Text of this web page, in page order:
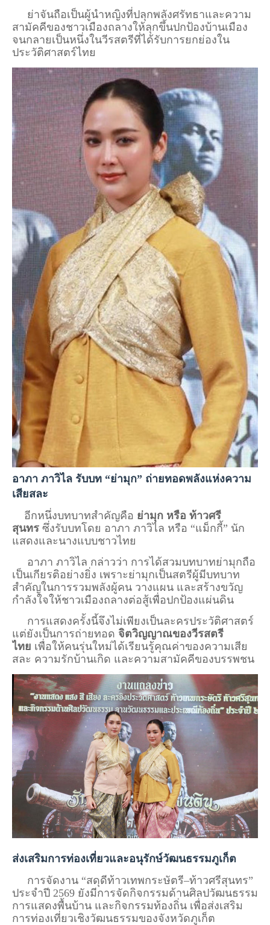
ย่าจันถือเป็นผู้นำหญิงที่ปลุกพลังศรัทธาและความ
สามัคคีของชาวเมืองถลางให้ลุกขึ้นปกป้องบ้านเมือง
จนกลายเป็นหนึ่งในวีรสตรีที่ได้รับการยกย่องใน
ประวัติศาสตร์ไทย
อาภา ภาวิไล รับบท “ย่ามุก” ถ่ายทอดพลังแห่งความ
เสียสละ
อีกหนึ่งบทบาทสำคัญคือ ย่ามุก หรือ ท้าวศรี
สุนทร ซึ่งรับบทโดย​ อาภา ภาวิไล​ หรือ “แม็กกี้” นัก
แสดงและนางแบบชาวไทย
อาภา ภาวิไล กล่าวว่า การได้สวมบทบาทย่ามุกถือ
เป็นเกียรติอย่างยิ่ง เพราะย่ามุกเป็นสตรีผู้มีบทบาท
สำคัญในการรวมพลังผู้คน วางแผน และสร้างขวัญ
กำลังใจให้ชาวเมืองถลางต่อสู้เพื่อปกป้องแผ่นดิน
การแสดงครั้งนี้จึงไม่เพียงเป็นละครประวัติศาสตร์
แต่ยังเป็นการถ่ายทอด จิตวิญญาณของวีรสตรี
ไทย เพื่อให้คนรุ่นใหม่ได้เรียนรู้คุณค่าของความเสีย
สละ ความรักบ้านเกิด และความสามัคคีของบรรพชน
ส่งเสริมการท่องเที่ยวและอนุรักษ์วัฒนธรรมภูเก็ต
การจัดงาน “สดุดีท้าวเทพกระษัตรี–ท้าวศรีสุนทร”
ประจำปี 2569 ยังมีการจัดกิจกรรมด้านศิลปวัฒนธรรม
การแสดงพื้นบ้าน และกิจกรรมท้องถิ่น เพื่อส่งเสริม
การท่องเที่ยวเชิงวัฒนธรรมของจังหวัดภูเก็ต